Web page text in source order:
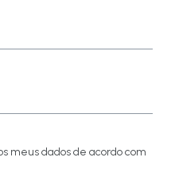
meus dados de acordo com